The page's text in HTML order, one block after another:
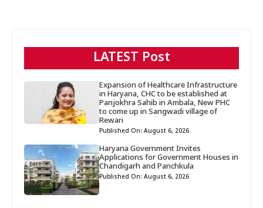
LATEST Post
Expansion of Healthcare Infrastructure
in Haryana, CHC to be established at
Panjokhra Sahib in Ambala, New PHC
to come up in Sangwadi village of
Rewari
Published On: August 6, 2026
Haryana Government Invites
Applications for Government Houses in
Chandigarh and Panchkula
Published On: August 6, 2026